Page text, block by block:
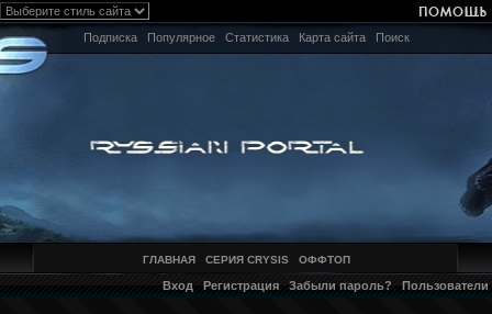
Подписка Популярное Статистика Карта сайта Поиск
ГЛАВНАЯ СЕРИЯ CRYSIS ОФФТОП
Вход Регистрация Забыли пароль? Пользователи